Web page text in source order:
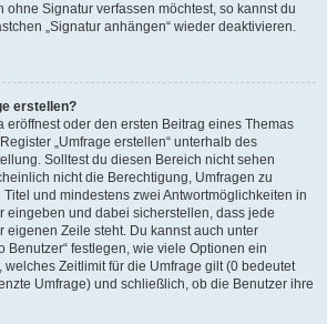
Signatur verfassen möchtest, so kannst du
„Signatur anhängen“ wieder deaktivieren.
erstellen?
eröffnest oder den ersten Beitrag eines Themas
„Umfrage erstellen“ unterhalb des
Solltest du diesen Bereich nicht sehen
nicht die Berechtigung, Umfragen zu
und mindestens zwei Antwortmöglichkeiten in
eingeben und dabei sicherstellen, dass jede
eigenen Zeile steht. Du kannst auch unter
Benutzer“ festlegen, wie viele Optionen ein
welches Zeitlimit für die Umfrage gilt (0 bedeutet
Umfrage) und schließlich, ob die Benutzer ihre